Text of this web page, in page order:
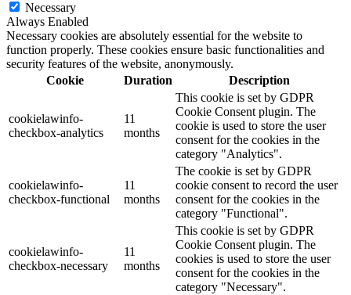
Necessary
Always Enabled
Necessary cookies are absolutely essential for the website to
function properly. These cookies ensure basic functionalities and
security features of the website, anonymously.
Cookie
Duration Description
cookielawinfo-
checkbox-analytics
11
months
This cookie is set by GDPR
Cookie Consent plugin. The
cookie is used to store the user
consent for the cookies in the
category "Analytics".
cookielawinfo-
checkbox-functional
11
months
The cookie is set by GDPR
cookie consent to record the user
consent for the cookies in the
category "Functional".
cookielawinfo-
checkbox-necessary
11
months
This cookie is set by GDPR
Cookie Consent plugin. The
cookies is used to store the user
consent for the cookies in the
category "Necessary".